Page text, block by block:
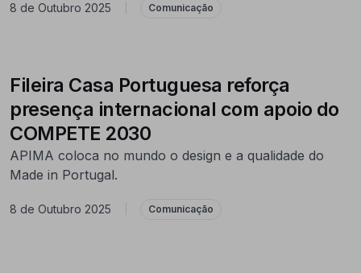
8 de Outubro 2025 Comunicação
Fileira Casa Portuguesa reforça
presença internacional com apoio do
COMPETE 2030
APIMA coloca no mundo o design e a qualidade do
Made in Portugal.
8 de Outubro 2025 Comunicação